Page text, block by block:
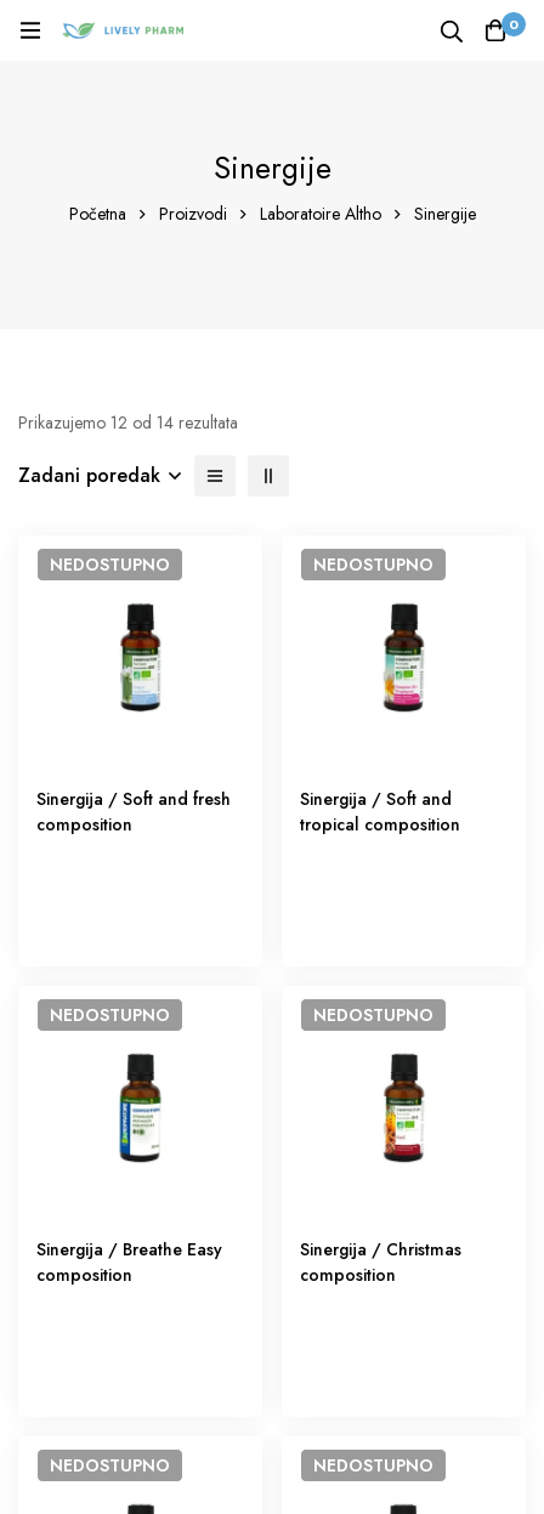
0
Sinergije
Početna Proizvodi Laboratoire Altho Sinergije
Prikazujemo 12 od 14 rezultata
Zadani poredak
NEDOSTUPNO
Sinergija / Soft and fresh
composition
NEDOSTUPNO
Sinergija / Soft and
tropical composition
NEDOSTUPNO
Sinergija / Breathe Easy
composition
NEDOSTUPNO
Sinergija / Christmas
composition
NEDOSTUPNO NEDOSTUPNO